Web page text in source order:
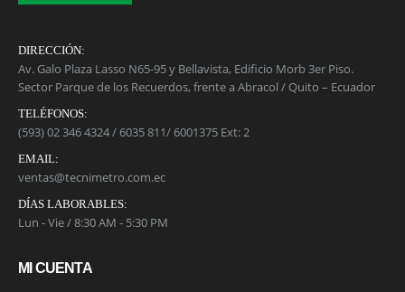
DIRECCIÓN:
Av. Galo Plaza Lasso N65-95 y Bellavista, Edificio Morb 3er Piso.
Sector Parque de los Recuerdos, frente a Abracol / Quito – Ecuador
TELÉFONOS:
(593) 02 346 4324 / 6035 811/ 6001375 Ext: 2
EMAIL:
ventas@tecnimetro.com.ec
DÍAS LABORABLES:
Lun - Vie / 8:30 AM - 5:30 PM
MI CUENTA